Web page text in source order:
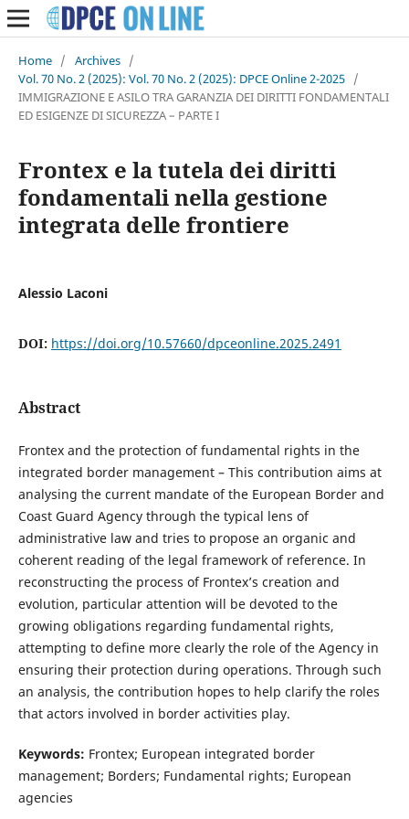
Home / Archives /
Vol. 70 No. 2 (2025): Vol. 70 No. 2 (2025): DPCE Online 2-2025 /
IMMIGRAZIONE E ASILO TRA GARANZIA DEI DIRITTI FONDAMENTALI
ED ESIGENZE DI SICUREZZA – PARTE I
Frontex e la tutela dei diritti
fondamentali nella gestione
integrata delle frontiere
Alessio Laconi
DOI: https://doi.org/10.57660/dpceonline.2025.2491
Abstract
Frontex and the protection of fundamental rights in the
integrated border management – This contribution aims at
analysing the current mandate of the European Border and
Coast Guard Agency through the typical lens of
administrative law and tries to propose an organic and
coherent reading of the legal framework of reference. In
reconstructing the process of Frontex’s creation and
evolution, particular attention will be devoted to the
growing obligations regarding fundamental rights,
attempting to define more clearly the role of the Agency in
ensuring their protection during operations. Through such
an analysis, the contribution hopes to help clarify the roles
that actors involved in border activities play.
Keywords: Frontex; European integrated border
management; Borders; Fundamental rights; European
agencies